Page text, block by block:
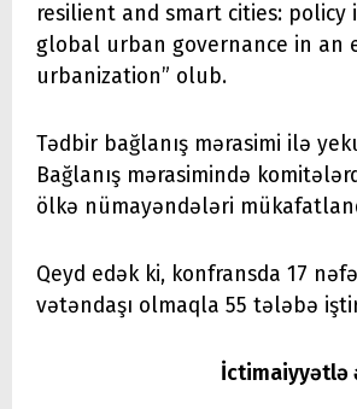
resilient and smart cities: policy
global urban governance in an
urbanization” olub.
Tədbir bağlanış mərasimi ilə
Bağlanış mərasimində
ölkə nümayəndələri
Qeyd edək ki, konfransda 17
vətəndaşı olmaqla 55 tələbə
İctimaiyyətlə